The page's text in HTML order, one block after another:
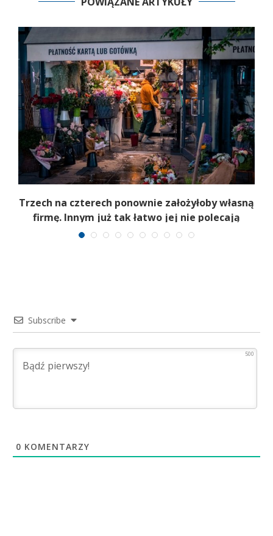
Trzech na czterech ponownie założyłoby własną
firmę. Innym już tak łatwo jej nie polecają
Subscribe
500
0 KOMENTARZY